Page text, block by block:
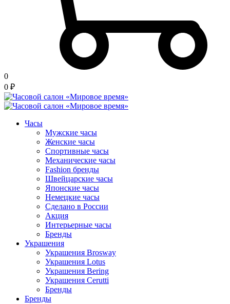
0
0 ₽
Часы
Мужские часы
Женские часы
Спортивные часы
Механические часы
Fashion бренды
Швейцарские часы
Японские часы
Немецкие часы
Сделано в России
Акция
Интерьерные часы
Бренды
Украшения
Украшения Brosway
Украшения Lotus
Украшения Bering
Украшения Cerutti
Бренды
Бренды